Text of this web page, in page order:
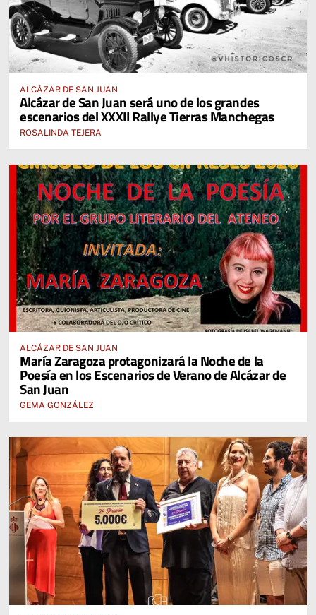
ALCÁZAR DE SAN JUAN
Alcázar de San Juan será uno de los grandes
escenarios del XXXII Rallye Tierras Manchegas
ROSALINDA TEJERA
ALCÁZAR DE SAN JUAN
María Zaragoza protagonizará la Noche de la
Poesía en los Escenarios de Verano de Alcázar de
San Juan
GEMA GONZÁLEZ